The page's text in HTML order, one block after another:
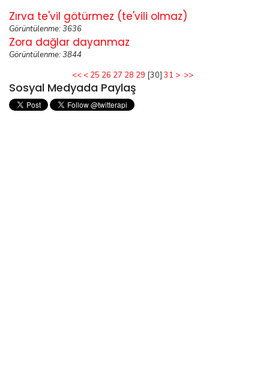
Zırva te'vil götürmez (te'vili olmaz)
Görüntülenme: 3636
Zora dağlar dayanmaz
Görüntülenme: 3844
<< < 25 26 27 28 29 [30] 31 > >>
Sosyal Medyada Paylaş